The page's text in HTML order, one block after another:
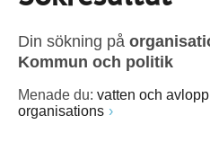
Din sökning på
Kommun och politik
Menade du: vatten och avlopp
organisations